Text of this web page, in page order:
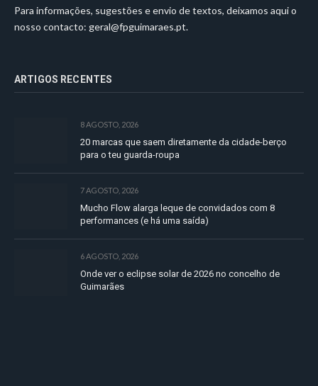
Para informações, sugestões e envio de textos, deixamos aqui o
nosso contacto: geral@fpguimaraes.pt.
ARTIGOS RECENTES
8 AGOSTO, 2026
20 marcas que saem diretamente da cidade-berço
para o teu guarda-roupa
7 AGOSTO, 2026
Mucho Flow alarga leque de convidados com 8
performances (e há uma saída)
6 AGOSTO, 2026
Onde ver o eclipse solar de 2026 no concelho de
Guimarães